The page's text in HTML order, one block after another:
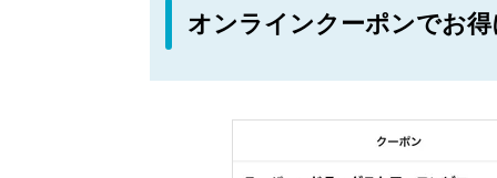
オンラインクーポンでお得